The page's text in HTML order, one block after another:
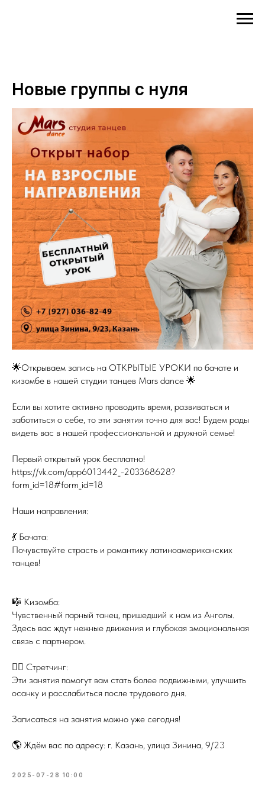
Новые группы с нуля
🌟Открываем запись на ОТКРЫТЫЕ УРОКИ по бачате и
кизомбе в нашей студии танцев Mars dance 🌟
Если вы хотите активно проводить время, развиваться и
заботиться о себе, то эти занятия точно для вас! Будем рады
видеть вас в нашей профессиональной и дружной семье!
Первый открытый урок бесплатно!
https://vk.com/app6013442_-203368628?
form_id=18#form_id=18
Наши направления:
💃 Бачата:
Почувствуйте страсть и романтику латиноамериканских
танцев!
🎼 Кизомба:
Чувственный парный танец, пришедший к нам из Анголы.
Здесь вас ждут нежные движения и глубокая эмоциональная
связь с партнером.
🧘‍♂ Стретчинг:
Эти занятия помогут вам стать более подвижными, улучшить
осанку и расслабиться после трудового дня.
Записаться на занятия можно уже сегодня!
🌎 Ждём вас по адресу: г. Казань, улица Зинина, 9/23
2025-07-28 10:00